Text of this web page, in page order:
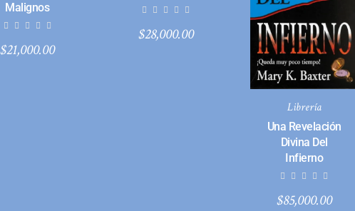
Malignos
$21,000.00
$28,000.00
Librería
Una Revelación
Divina Del
Infierno
$85,000.00